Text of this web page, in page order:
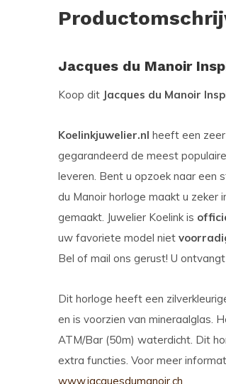
Jacques du Manoir
Koop dit Jacques du Manoir
Koelinkjuwelier.nl heeft een
gegarandeerd de meest
leveren. Bent u opzoek naar een
du Manoir horloge maakt u zeker
gemaakt. Juwelier Koelink is
uw favoriete model niet
Bel of mail ons gerust! U
Dit horloge heeft een
en is voorzien van mineraalglas.
ATM/Bar (50m) waterdicht. Dit
extra functies. Voor meer
www.jacquesdumanoir.ch